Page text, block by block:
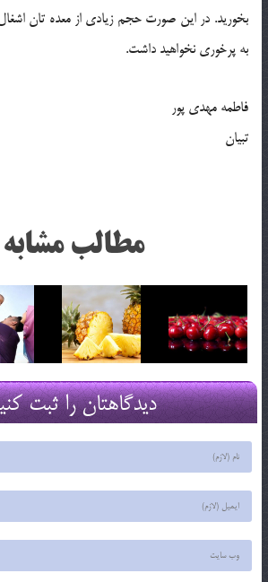
بخورید. در این صورت حجم زیادی از معده تان
به پرخوری نخواهید داشت.
فاطمه مهدی پور
تبیان
مطالب مشابه
دیدگاهتان را ثبت